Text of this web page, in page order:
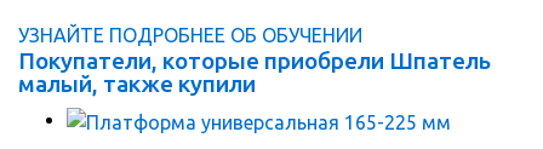
УЗНАЙТЕ ПОДРОБНЕЕ ОБ ОБУЧЕНИИ
Покупатели, которые приобрели Шпатель
малый, также купили